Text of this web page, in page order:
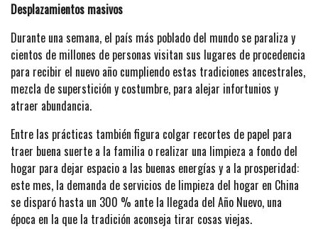
Desplazamientos masivos
Durante una semana, el país más poblado del mundo se paraliza y
cientos de millones de personas visitan sus lugares de procedencia
para recibir el nuevo año cumpliendo estas tradiciones ancestrales,
mezcla de superstición y costumbre, para alejar infortunios y
atraer abundancia.
Entre las prácticas también figura colgar recortes de papel para
traer buena suerte a la familia o realizar una limpieza a fondo del
hogar para dejar espacio a las buenas energías y a la prosperidad:
este mes, la demanda de servicios de limpieza del hogar en China
se disparó hasta un 300 % ante la llegada del Año Nuevo, una
época en la que la tradición aconseja tirar cosas viejas.